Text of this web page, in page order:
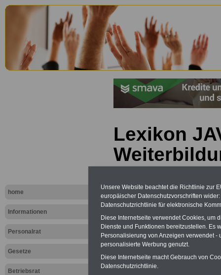
home
Informationen
Personalrat
Gesetze
Betriebsrat
Lexikon
Unsere Website beachtet die Richtlinie zur
europäischer Datenschutzvorschriften
Datenschutzrichtlinie für elektronische
Diese Internetseite verwendet Cookies, um
Dienste und Funktionen bereitzustellen. Es
Personalisierung von Anzeigen verwendet
personalisierte Werbung genutzt.
Diese Internetseite macht Gebrauch von
Datenschutzrichtlinie.